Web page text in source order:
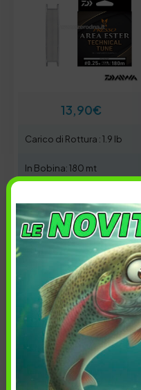
13,90€
Carico di Rottura : 1.9 lb
In Bobina: 180 mt
Pe:
#0.35
Esaurito
Avvisami quando
disponibile